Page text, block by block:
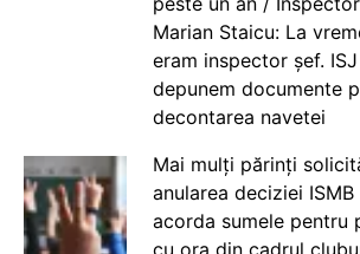
Marian Staicu: La
eram inspector șef.
depunem documente
decontarea navetei
Mai mulți părinți
anularea deciziei
acorda sumele pentru